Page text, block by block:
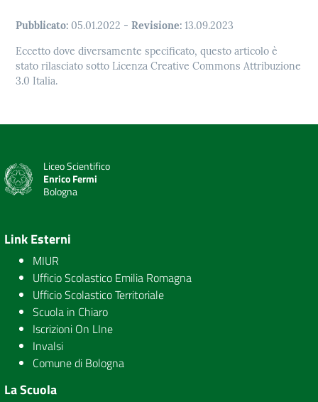
Pubblicato: 05.01.2022 - Revisione: 13.09.2023
Eccetto dove diversamente specificato, questo articolo è
stato rilasciato sotto Licenza Creative Commons Attribuzione
3.0 Italia.
Liceo Scientifico
Enrico Fermi
Bologna
Link Esterni
MIUR
Ufficio Scolastico Emilia Romagna
Ufficio Scolastico Territoriale
Scuola in Chiaro
Iscrizioni On LIne
Invalsi
Comune di Bologna
La Scuola